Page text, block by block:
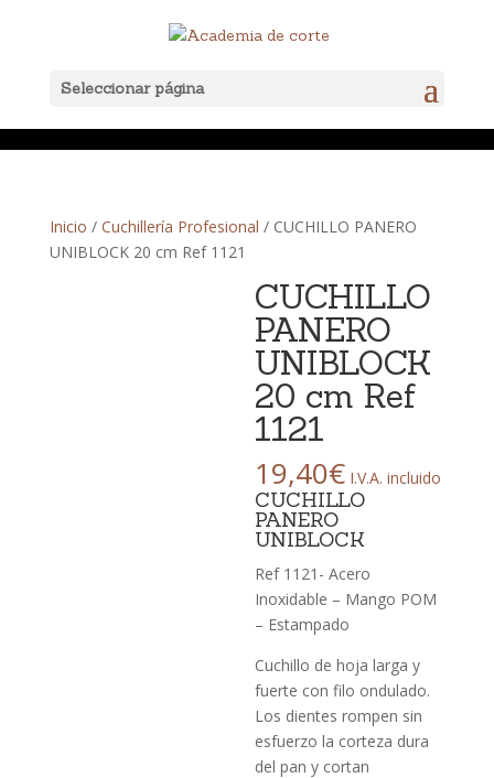
Seleccionar página
Inicio / Cuchillería Profesional / CUCHILLO PANERO
UNIBLOCK 20 cm Ref 1121
CUCHILLO
PANERO
UNIBLOCK
20 cm Ref
1121
19,40€ I.V.A. incluido
CUCHILLO
PANERO
UNIBLOCK
Ref 1121- Acero
Inoxidable – Mango POM
– Estampado
Cuchillo de hoja larga y
fuerte con filo ondulado.
Los dientes rompen sin
esfuerzo la corteza dura
del pan y cortan